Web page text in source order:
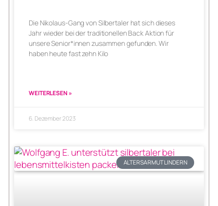
Die Nikolaus-Gang von Silbertaler hat sich dieses
Jahr wieder bei der traditionellen Back Aktion für
unsere Senior*innen zusammen gefunden. Wir
haben heute fast zehn Kilo
WEITERLESEN »
6. Dezember 2023
ALTERSARMUT LINDERN